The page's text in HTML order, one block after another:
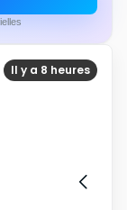
Il y a 8 heures